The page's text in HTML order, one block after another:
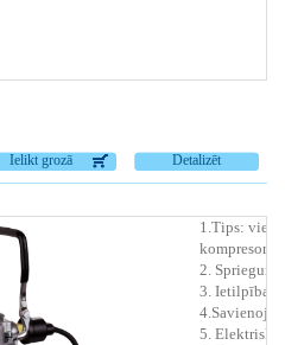
Detalizēt
Ielikt grozā
1.Tips:
kompresors
2.
3. Ietilpība:
5.